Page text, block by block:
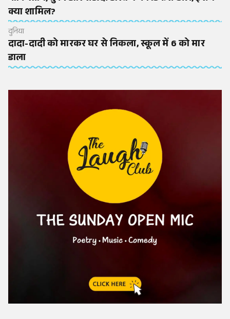
क्या शामिल?
दुनिया
दादा-दादी को मारकर घर से निकला, स्कूल में 6 को मार
डाला